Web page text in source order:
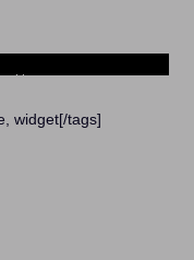
widget[/tags]